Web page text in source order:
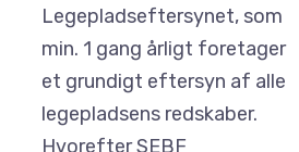
Legepladseftersynet, som
min. 1 gang årligt foretager
et grundigt eftersyn af alle
legepladsens redskaber.
Hvorefter SEBF